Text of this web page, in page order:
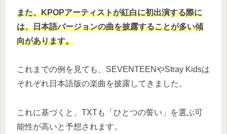
また、KPOPアーティストが紅白に初出演する際に
は、日本語バージョンの曲を披露することが多い傾
向があります。
これまでの例を見ても、SEVENTEENやStray Kidsは
それぞれ日本語版の楽曲を披露してきました。
これに基づくと、TXTも「ひとつの誓い」を選ぶ可
能性が高いと予想されます。